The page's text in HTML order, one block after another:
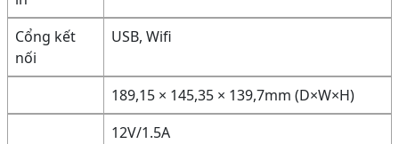
Cổng kết
nối
USB, Wifi
189,15 × 145,35 × 139,7mm (D×W×H)
12V/1.5A